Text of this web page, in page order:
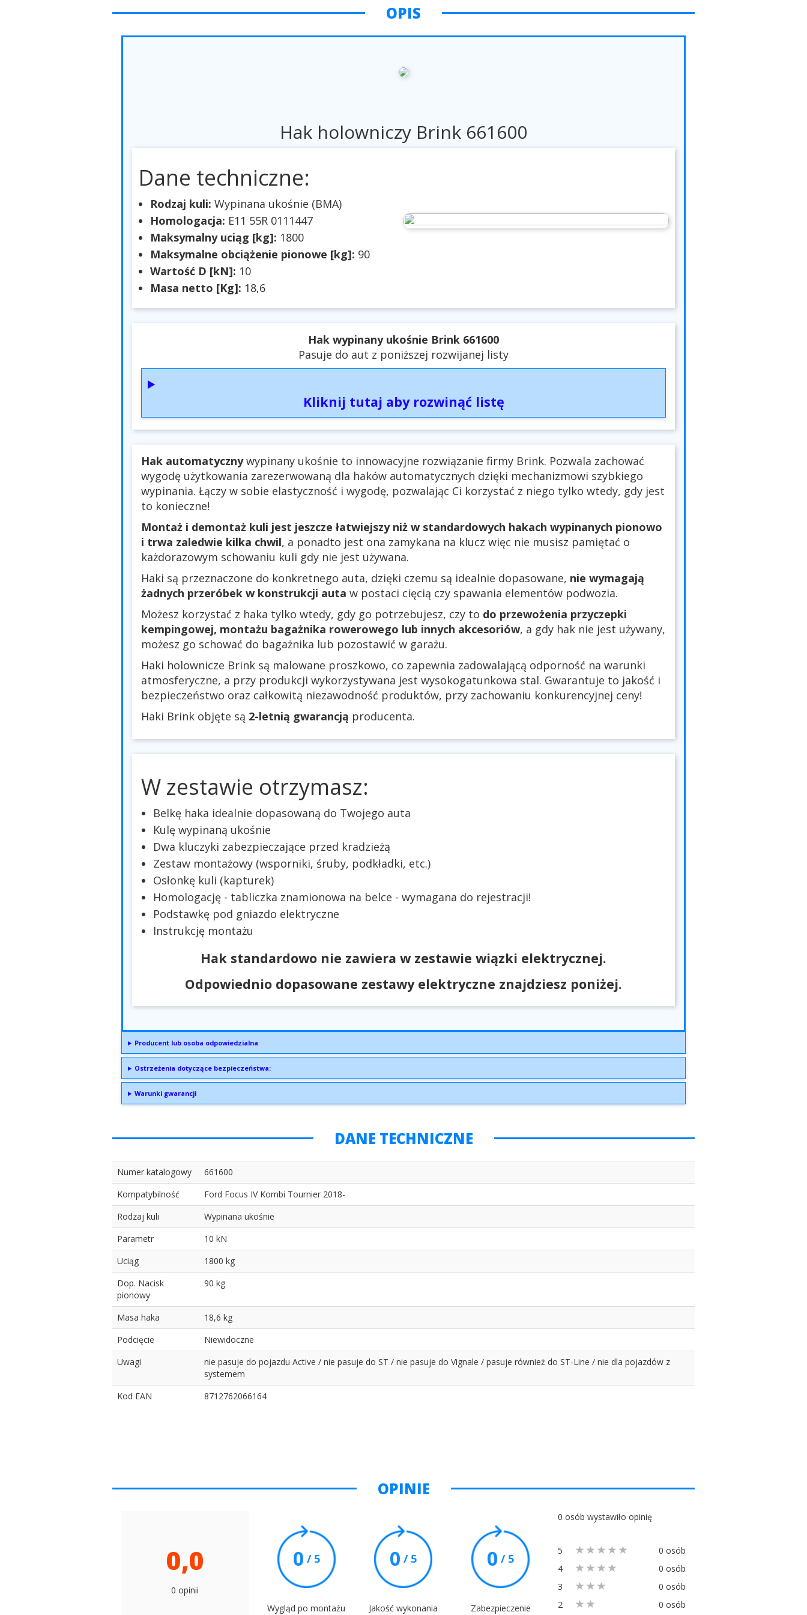
OPIS
Hak holowniczy Brink 661600
Dane techniczne:
Rodzaj kuli: Wypinana ukośnie (BMA)
Homologacja: E11 55R 0111447
Maksymalny uciąg [kg]: 1800
Maksymalne obciążenie pionowe [kg]: 90
Wartość D [kN]: 10
Masa netto [Kg]: 18,6
Hak wypinany ukośnie Brink 661600
Pasuje do aut z poniższej rozwijanej listy
Kliknij tutaj aby rozwinąć listę
Hak automatycznywypinany ukośnie to innowacyjne rozwiązanie firmy Brink. Pozwala zachować
wygodę użytkowania zarezerwowaną dla haków automatycznych dzięki mechanizmowi szybkiego
wypinania. Łączy w sobie elastyczność i wygodę, pozwalając Ci korzystać z niego tylko wtedy, gdy jest
to konieczne!
Montaż i demontaż kuli jest jeszcze łatwiejszy niż w standardowych hakach wypinanych pionowo
i trwa zaledwie kilka chwil, a ponadto jest ona zamykana na klucz więc nie musisz pamiętać o
każdorazowym schowaniu kuli gdy nie jest używana.
Haki są przeznaczone do konkretnego auta, dzięki czemu są idealnie dopasowane, nie wymagają
żadnych przeróbek w konstrukcji auta w postaci cięcią czy spawania elementów podwozia.
Możesz korzystać z haka tylko wtedy, gdy go potrzebujesz, czy to do przewożenia przyczepki
kempingowej, montażu bagażnika rowerowego lub innych akcesoriów, a gdy hak nie jest używany,
możesz go schować do bagażnika lub pozostawić w garażu.
Haki holownicze Brink są malowane proszkowo, co zapewnia zadowalającą odporność na warunki
atmosferyczne, a przy produkcji wykorzystywana jest wysokogatunkowa stal. Gwarantuje to jakość i
bezpieczeństwo oraz całkowitą niezawodność produktów, przy zachowaniu konkurencyjnej ceny!
Haki Brink objęte są 2-letnią gwarancją producenta.
W zestawie otrzymasz:
Belkę haka idealnie dopasowaną do Twojego auta
Kulę wypinaną ukośnie
Dwa kluczyki zabezpieczające przed kradzieżą
Zestaw montażowy (wsporniki, śruby, podkładki, etc.)
Osłonkę kuli (kapturek)
Homologację - tabliczka znamionowa na belce - wymagana do rejestracji!
Podstawkę pod gniazdo elektryczne
Instrukcję montażu
Hak standardowo nie zawiera w zestawie wiązki elektrycznej.
Odpowiednio dopasowane zestawy elektryczne znajdziesz poniżej.
Producent lub osoba odpowiedzialna
Ostrzeżenia dotyczące bezpieczeństwa:
Warunki gwarancji
DANE TECHNICZNE
Numer katalogowy
661600
Kompatybilność
Ford Focus IV Kombi Tournier 2018-
Rodzaj kuli
Wypinana ukośnie
Parametr
10 kN
Uciąg
1800 kg
Dop. Nacisk
pionowy
90 kg
Masa haka
18,6 kg
Podcięcie
Niewidoczne
Uwagi
nie pasuje do pojazdu Active / nie pasuje do ST / nie pasuje do Vignale / pasuje również do ST-Line / nie dla pojazdów z
systemem
Kod EAN
8712762066164
OPINIE
0,0
0 opinii
0 / 5
Wygląd po montażu
0 / 5
Jakość wykonania
0 / 5
Zabezpieczenie
0 osób wystawiło opinię
5
0 osób
4
0 osób
3
0 osób
2
0 osób